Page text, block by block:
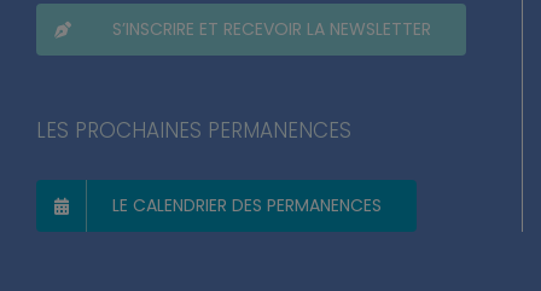
S’INSCRIRE ET RECEVOIR LA NEWSLETTER
LES PROCHAINES PERMANENCES
LE CALENDRIER DES PERMANENCES